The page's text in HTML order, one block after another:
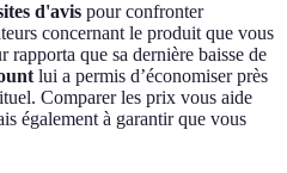
d'avis pour confronter
concernant le produit que vous
rapporta que sa dernière baisse de
lui a permis d’économiser près
Comparer les prix vous aide
également à garantir que vous